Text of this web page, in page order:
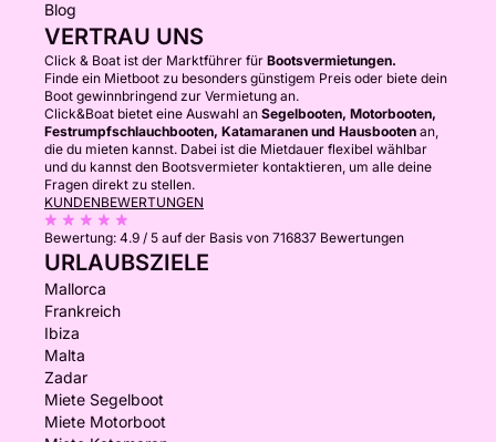
Blog
VERTRAU UNS
Click & Boat ist der Marktführer für Bootsvermietungen.
Finde ein Mietboot zu besonders günstigem Preis oder biete dein
Boot gewinnbringend zur Vermietung an.
Click&Boat bietet eine Auswahl an Segelbooten, Motorbooten,
Festrumpfschlauchbooten, Katamaranen und Hausbooten an,
die du mieten kannst. Dabei ist die Mietdauer flexibel wählbar
und du kannst den Bootsvermieter kontaktieren, um alle deine
Fragen direkt zu stellen.
KUNDENBEWERTUNGEN
Bewertung: 4.9 / 5 auf der Basis von 716837 Bewertungen
URLAUBSZIELE
Mallorca
Frankreich
Ibiza
Malta
Zadar
Miete Segelboot
Miete Motorboot